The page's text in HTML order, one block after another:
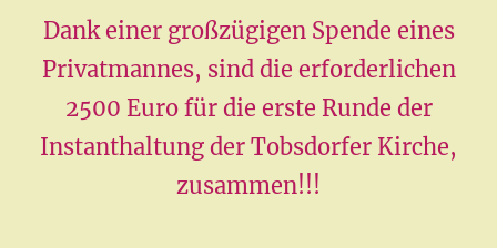
Dank einer großzügigen Spende eines
Privatmannes, sind die erforderlichen
2500 Euro für die erste Runde der
Instanthaltung der Tobsdorfer Kirche,
zusammen!!!